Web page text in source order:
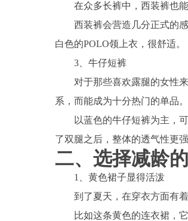
在众多长裤中，西装裤也
西装裤会营造几分正式的
白色的POLO领上衣，很舒适。
3、牛仔短裤
对于那些喜欢露腿的女性
系，而能成为十分热门的单品。
以蓝色的牛仔短裤为主，
了双腿之后，整体的透气性更强
二、选择减龄
1、黄色裙子显得活泼
到了夏天，在穿衣方面有
比如这条黄色的连衣裙，